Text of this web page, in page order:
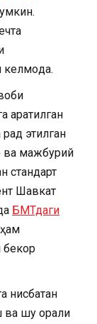
келмоқда.
қаратилган
этилган
ва мажбурий
стандарт
Шавкат
БМТдаги
бекор
нисбатан
ва шу орқали